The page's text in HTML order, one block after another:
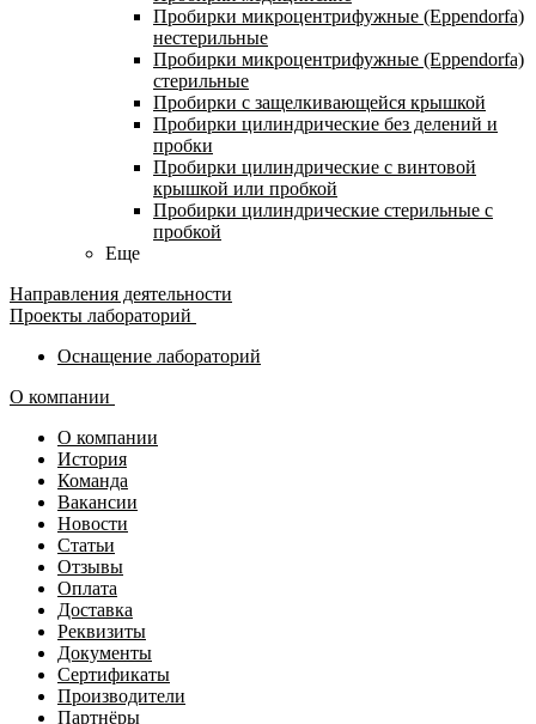
Пробирки микроцентрифужные (Eppendorfа)
нестерильные
Пробирки микроцентрифужные (Eppendorfа)
стерильные
Пробирки с защелкивающейся крышкой
Пробирки цилиндрические без делений и
пробки
Пробирки цилиндрические с винтовой
крышкой или пробкой
Пробирки цилиндрические стерильные с
пробкой
Еще
Направления деятельности
Проекты лабораторий
Оснащение лабораторий
О компании
О компании
История
Команда
Вакансии
Новости
Статьи
Отзывы
Оплата
Доставка
Реквизиты
Документы
Сертификаты
Производители
Партнёры